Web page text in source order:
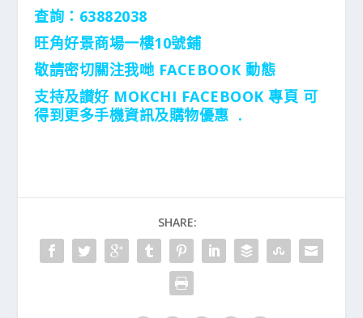
查詢：63882038
旺角好景商場一樓10號鋪
敬請密切關注我哋 FACEBOOK 動態
支持及讃好 MOKCHI FACEBOOK 專頁 可
得到更多手機資訊及購物優惠 .
SHARE: